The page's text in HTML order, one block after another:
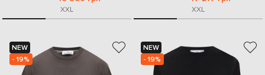
XXL XXL
NEW
- 19%
NEW
- 19%